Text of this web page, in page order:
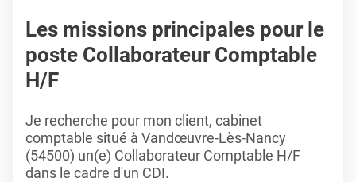
Les missions principales pour le
poste Collaborateur Comptable
H/F
Je recherche pour mon client, cabinet
comptable situé à Vandœuvre-Lès-Nancy
(54500) un(e) Collaborateur Comptable H/F
dans le cadre d'un CDI.